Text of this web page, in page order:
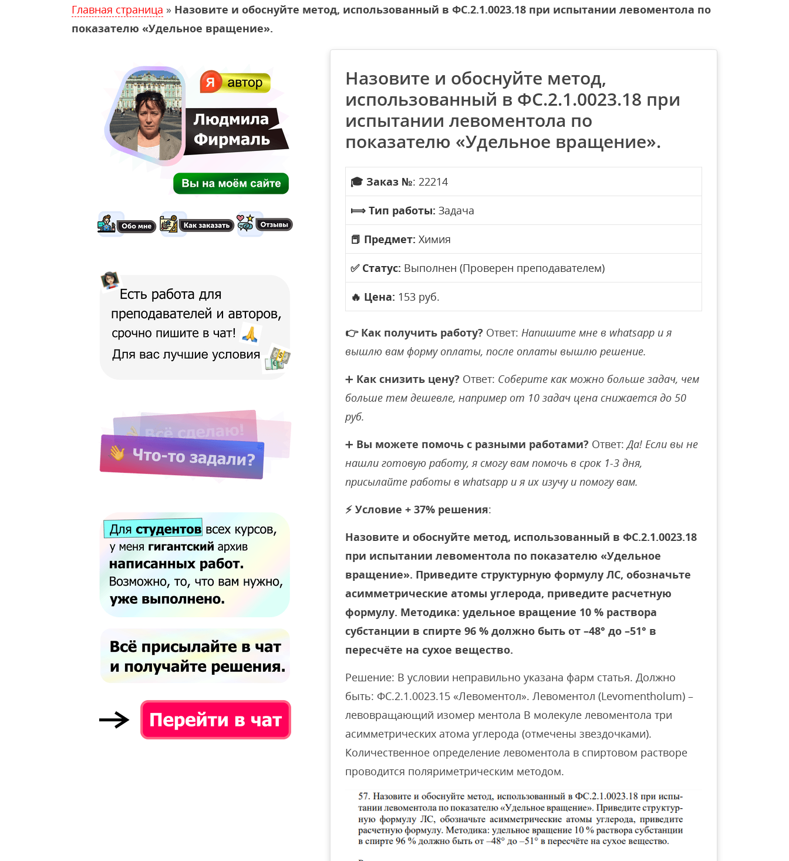
Главная страница » Назовите и обоснуйте метод, использованный в ФС.2.1.0023.18 при испытании левоментола по
показателю «Удельное вращение».
Назовите и обоснуйте метод,
использованный в ФС.2.1.0023.18 при
испытании левоментола по
показателю «Удельное вращение».
🎓 Заказ №: 22214
⟾ Тип работы: Задача
📕 Предмет: Химия
✅ Статус: Выполнен (Проверен преподавателем)
🔥 Цена: 153 руб.
👉 Как получить работу? Ответ: Напишите мне в whatsapp и я
вышлю вам форму оплаты, после оплаты вышлю решение.
➕ Как снизить цену? Ответ: Соберите как можно больше задач, чем
больше тем дешевле, например от 10 задач цена снижается до 50
руб.
➕ Вы можете помочь с разными работами? Ответ:Да! Если вы не
нашли готовую работу, я смогу вам помочь в срок 1-3 дня,
присылайте работы в whatsapp и я их изучу и помогу вам.
⚡ Условие + 37% решения:
Назовите и обоснуйте метод, использованный в ФС.2.1.0023.18
при испытании левоментола по показателю «Удельное
вращение». Приведите структурную формулу ЛС, обозначьте
асимметрические атомы углерода, приведите расчетную
формулу. Методика: удельное вращение 10 % раствора
субстанции в спирте 96 % должно быть от –48° до –51° в
пересчёте на сухое вещество.
Решение: В условии неправильно указана фарм статья. Должно
быть: ФС.2.1.0023.15 «Левоментол». Левоментол (Levomentholum) –
левовращающий изомер ментола В молекуле левоментола три
асимметрических атома углерода (отмечены звездочками).
Количественное определение левоментола в спиртовом растворе
проводится поляриметрическим методом.